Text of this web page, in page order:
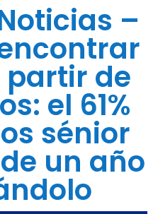
–
de
el 61%
sénior
un año